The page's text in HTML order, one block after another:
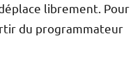
librement. Pour
du programmateur